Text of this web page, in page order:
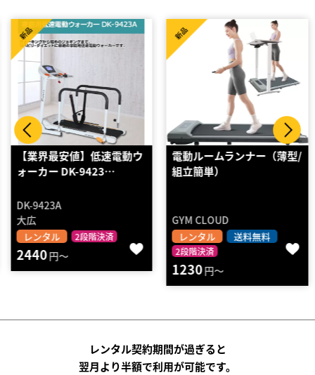
電動ルームランナー（薄型/
組立簡単）
GYM CLOUD
レンタル 送料無料
2段階決済
新品
1230円～
【業界最安値】前後進低速
電動ウォーカー DK-1…
大広
レンタル 2段階決済
新品
6120
レンタル契約期間が過ぎると
翌月より半額で利用が可能です。